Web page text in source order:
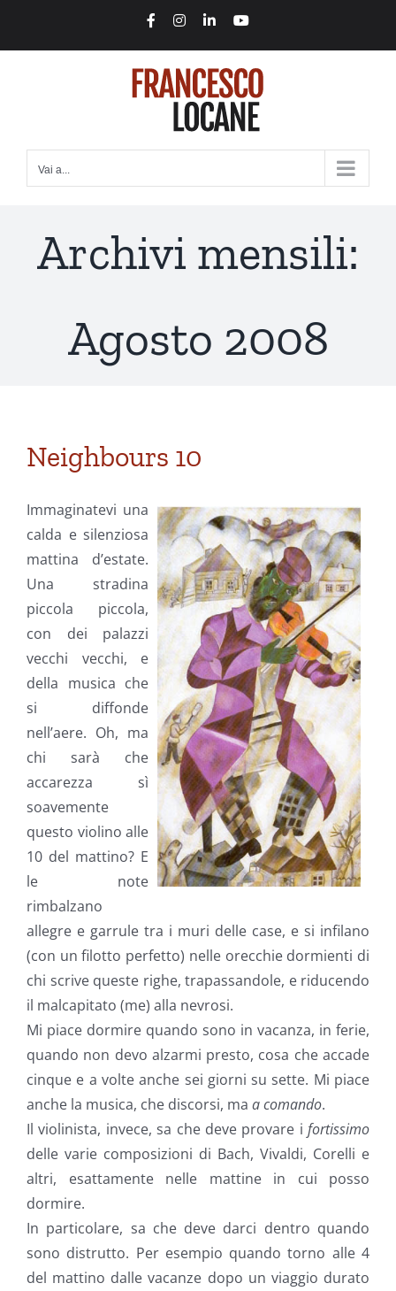
FacebookInstagram
LinkedInYouTube
Vai a...
Archivi mensili:
Agosto 2008
Neighbours 10
Immaginatevi una
calda e silenziosa
mattina d’estate.
Una stradina
piccola piccola,
con dei palazzi
vecchi vecchi, e
della musica che
si diffonde
nell’aere. Oh, ma
chi sarà che
accarezza sì
soavemente
questo violino alle
10 del mattino? E
le note
rimbalzano
allegre e garrule tra i muri delle case, e si infilano
(con un filotto perfetto) nelle orecchie dormienti di
chi scrive queste righe, trapassandole, e riducendo
il malcapitato (me) alla nevrosi.
Mi piace dormire quando sono in vacanza, in ferie,
quando non devo alzarmi presto, cosa che accade
cinque e a volte anche sei giorni su sette. Mi piace
anche la musica, che discorsi, ma a comando.
Il violinista, invece, sa che deve provare i fortissimo
delle varie composizioni di Bach, Vivaldi, Corelli e
altri, esattamente nelle mattine in cui posso
dormire.
In particolare, sa che deve darci dentro quando
sono distrutto. Per esempio quando torno alle 4
del mattino dalle vacanze dopo un viaggio durato